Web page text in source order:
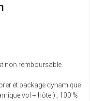
non remboursable.
et package dynamique
vol + hôtel) : 100 %